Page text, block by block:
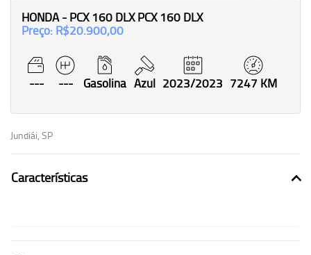
HONDA - PCX 160 DLX PCX 160 DLX
Preço: R$20.900,00
--- --- Gasolina Azul 2023/2023 7247 KM
Jundiái, SP
Características